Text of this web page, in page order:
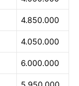
4.850.000
4.050.000
6.000.000